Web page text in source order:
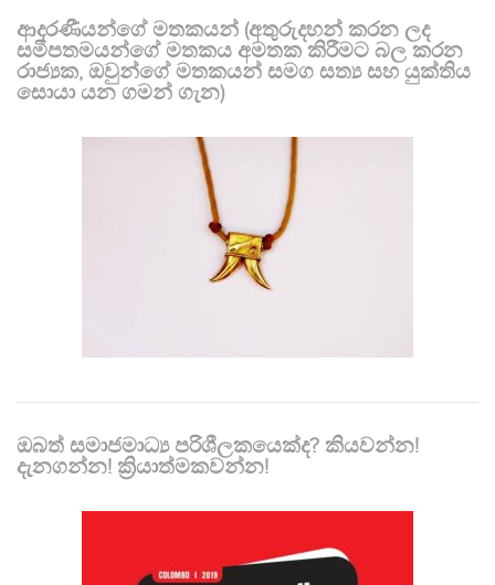
ආදරණීයන්ගේ මතකයන් (අතුරුදහන් කරන ලද
සමීපතමයන්ගේ මතකය අමතක කිරීමට බල කරන
රාජ්‍යක, ඔවුන්ගේ මතකයන් සමග සත්‍ය සහ යුක්තිය
සොයා යන ගමන් ගැන)
ඔබත් සමාජමාධ්‍ය පරිශීලකයෙක්ද? කියවන්න!
දැනගන්න! ක්‍රියාත්මකවන්න!